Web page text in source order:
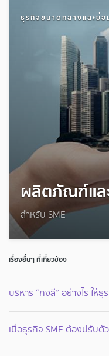
ธุรกิจขนาดกลางและย่อ
ผลิตภัณฑ์แล
สำหรับ SME
เรื่องอื่นๆ ที่เกี่ยวข้อง
บริหาร “กงสี” อย่างไร ให้
เมื่อธุรกิจ SME ต้องปรับ